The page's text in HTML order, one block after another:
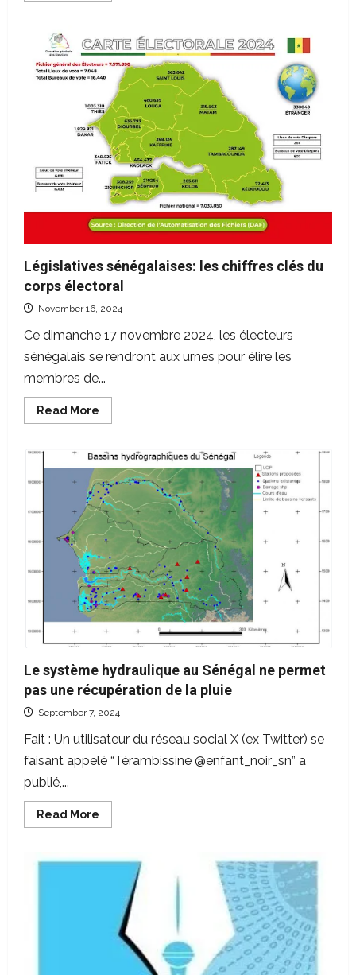
du
vote
des
électeurs
sénégalais
Législatives sénégalaises: les chiffres clés du
corps électoral
November 16, 2024
Ce dimanche 17 novembre 2024, les électeurs
sénégalais se rendront aux urnes pour élire les
membres de...
Read More
more
sénégalaises:
les
chiffres
clés
du
corps
électoral
Le système hydraulique au Sénégal ne permet
pas une récupération de la pluie
September 7, 2024
Fait : Un utilisateur du réseau social X (ex Twitter) se
faisant appelé “Térambissine @enfant_noir_sn” a
publié,...
Read More
more
système
hydraulique
Sénégal
permet
pas
une
récupération